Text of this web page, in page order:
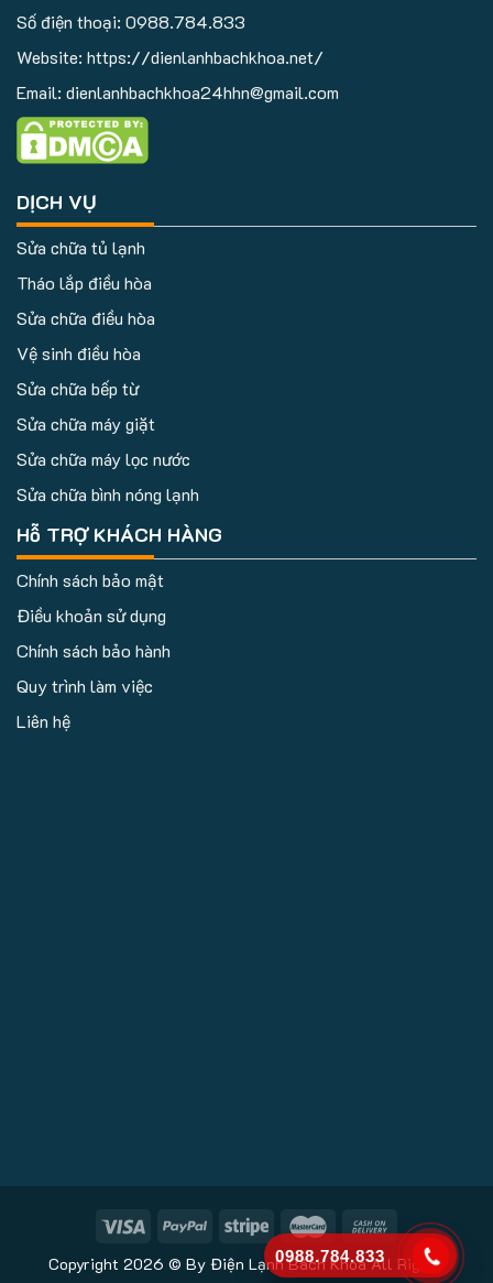
Số điện thoại: 0988.784.833
Website: https://dienlanhbachkhoa.net/
Email: dienlanhbachkhoa24hhn@gmail.com
DỊCH VỤ
Sửa chữa tủ lạnh
Tháo lắp điều hòa
Sửa chữa điều hòa
Vệ sinh điều hòa
Sửa chữa bếp từ
Sửa chữa máy giặt
Sửa chữa máy lọc nước
Sửa chữa bình nóng lạnh
Hỗ TRỢ KHÁCH HÀNG
Chính sách bảo mật
Điều khoản sử dụng
Chính sách bảo hành
Quy trình làm việc
Liên hệ
Copyright 2026 © By Điện Lạnh Bách Khoa All Rights
0988.784.833